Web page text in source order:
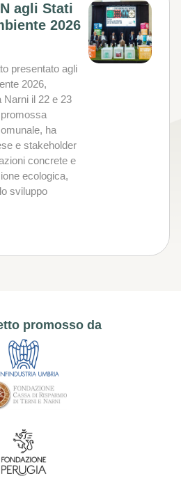
agli Stati
2026
presentato agli
2026,
Narni il 22 e 23
ha
e stakeholder
concrete e
ecologica,
sviluppo
promosso da